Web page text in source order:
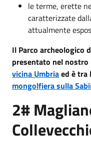
le terme, erette
caratterizzate
attualmente
Il Parco archeologico
presentato nel nostro
vicina Umbriaed è tra
mongolfiera sulla
2#